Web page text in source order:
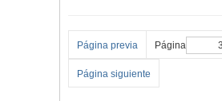
Página previa Página
Página siguiente